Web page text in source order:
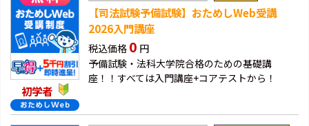
初学者
【司法試験予備試験】おためしWeb受講
2026入門講座
税込価格 0 円
予備試験・法科大学院合格のための基礎講
座！！すべては入門講座+コアテストから！